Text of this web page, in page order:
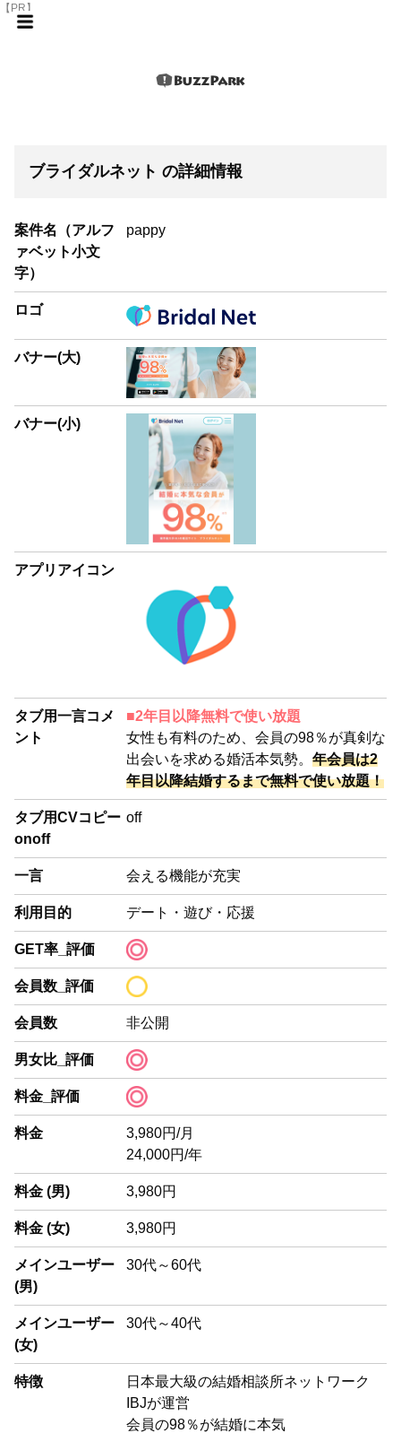
【PR】
ブライダルネット の詳細情報
案件名（アルフ
ァベット小文
字）
pappy
ロゴ
バナー(大)
バナー(小)
アプリアイコン
タブ用一言コメ
ント
■2年目以降無料で使い放題
女性も有料のため、会員の98％が真剣な
出会いを求める婚活本気勢。 年会員は2
年目以降結婚するまで無料で使い放題！
タブ用CVコピー
onoff
off
一言 会える機能が充実
利用目的 デート・遊び・応援
GET率_評価
会員数_評価
会員数 非公開
男女比_評価
料金_評価
料金
3,980円/月
24,000円/年
料金 (男) 3,980円
料金 (女) 3,980円
メインユーザー
(男)
30代～60代
メインユーザー
(女)
30代～40代
特徴
日本最大級の結婚相談所ネットワーク
IBJが運営
会員の98％が結婚に本気